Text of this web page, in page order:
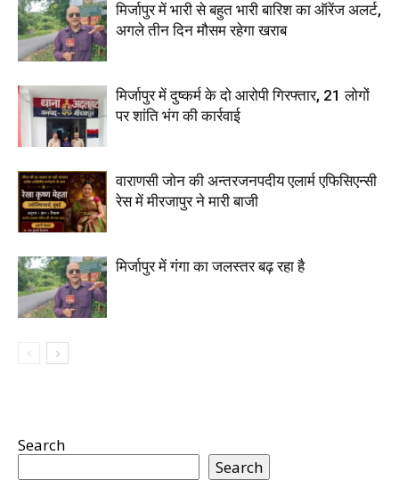
मिर्जापुर में भारी से बहुत भारी बारिश का ऑरेंज अलर्ट,
अगले तीन दिन मौसम रहेगा खराब
मिर्जापुर में दुष्कर्म के दो आरोपी गिरफ्तार, 21 लोगों
पर शांति भंग की कार्रवाई
वाराणसी जोन की अन्तरजनपदीय एलार्म एफिसिएन्सी
रेस में मीरजापुर ने मारी बाजी
मिर्जापुर में गंगा का जलस्तर बढ़ रहा है
Search
Search